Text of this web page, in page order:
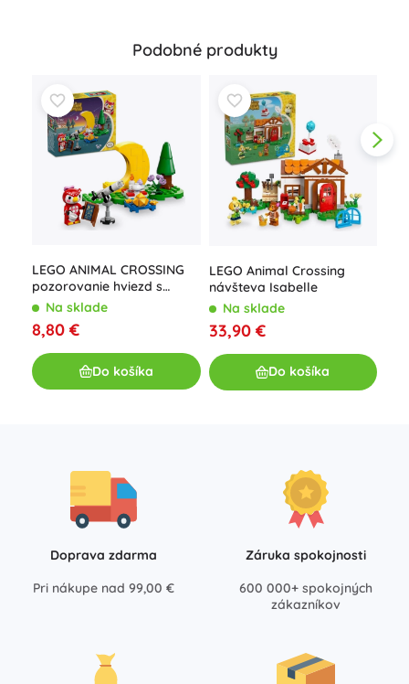
Podobné produkty
LEGO ANIMAL CROSSING
pozorovanie hviezd s
Celeste
Na sklade
8,80 €
Do košíka
LEGO Animal Crossing
návšteva Isabelle
Na sklade
33,90 €
Do košíka
Doprava zdarma
Pri nákupe nad 99,00 €
Záruka spokojnosti
600 000+ spokojných
zákazníkov